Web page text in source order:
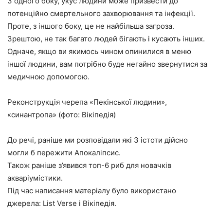
потенційно смертельного захворювання та інфекції.
Проте, з іншого боку, це не найбільша загроза.
Зрештою, не так багато людей бігають і кусають інших.
Одначе, якщо ви якимось чином опинилися в меню
іншої людини, вам потрібно буде негайно звернутися за
медичною допомогою.
Реконструкція черепа «Пекінської людини»,
«синантропа» (фото: Вікіпедія)
До речі, раніше ми розповідали які 3 істоти дійсно
могли б пережити Апокаліпсис.
Також раніше з’явився топ-6 риб для новачків
акваріумістики.
Під час написання матеріалу було використано
джерела: List Verse і Вікіпедія.